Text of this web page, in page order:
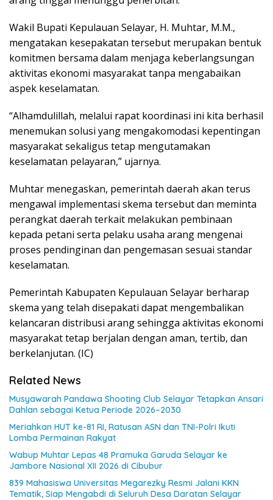
Wakil Bupati Kepulauan Selayar, H. Muhtar, M.M.,
mengatakan kesepakatan tersebut merupakan bentuk
komitmen bersama dalam menjaga keberlangsungan
aktivitas ekonomi masyarakat tanpa mengabaikan
aspek keselamatan.
“Alhamdulillah, melalui rapat koordinasi ini kita berhasil
menemukan solusi yang mengakomodasi kepentingan
masyarakat sekaligus tetap mengutamakan
keselamatan pelayaran,” ujarnya.
Muhtar menegaskan, pemerintah daerah akan terus
mengawal implementasi skema tersebut dan meminta
perangkat daerah terkait melakukan pembinaan
kepada petani serta pelaku usaha arang mengenai
proses pendinginan dan pengemasan sesuai standar
keselamatan.
Pemerintah Kabupaten Kepulauan Selayar berharap
skema yang telah disepakati dapat mengembalikan
kelancaran distribusi arang sehingga aktivitas ekonomi
masyarakat tetap berjalan dengan aman, tertib, dan
berkelanjutan. (IC)
Related News
Musyawarah Pandawa Shooting Club Selayar Tetapkan Ansari
Dahlan sebagai Ketua Periode 2026–2030
Meriahkan HUT ke-81 RI, Ratusan ASN dan TNI-Polri Ikuti
Lomba Permainan Rakyat
Wabup Muhtar Lepas 48 Pramuka Garuda Selayar ke
Jambore Nasional XII 2026 di Cibubur
839 Mahasiswa Universitas Megarezky Resmi Jalani KKN
Tematik, Siap Mengabdi di Seluruh Desa Daratan Selayar